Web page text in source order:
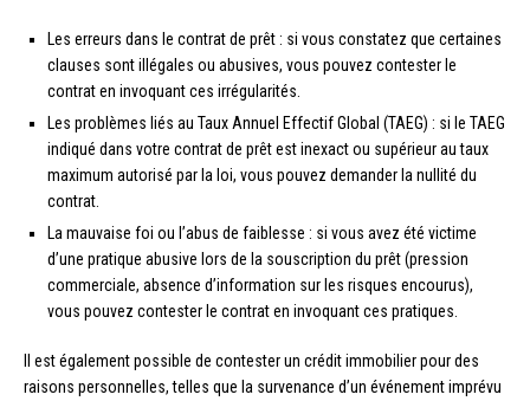
Les erreurs dans le contrat de prêt : si vous constatez que certaines
clauses sont illégales ou abusives, vous pouvez contester le
contrat en invoquant ces irrégularités.
Les problèmes liés au Taux Annuel Effectif Global (TAEG) : si le TAEG
indiqué dans votre contrat de prêt est inexact ou supérieur au taux
maximum autorisé par la loi, vous pouvez demander la nullité du
contrat.
La mauvaise foi ou l’abus de faiblesse : si vous avez été victime
d’une pratique abusive lors de la souscription du prêt (pression
commerciale, absence d’information sur les risques encourus),
vous pouvez contester le contrat en invoquant ces pratiques.
Il est également possible de contester un crédit immobilier pour des
raisons personnelles, telles que la survenance d’un événement imprévu